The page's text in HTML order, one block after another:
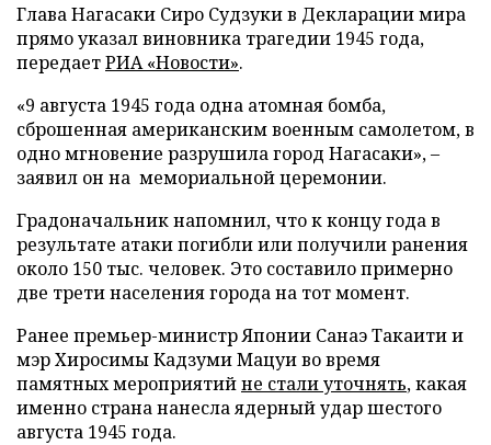
Глава Нагасаки Сиро Судзуки в Декларации мира
прямо указал виновника трагедии 1945 года,
передаетРИА «Новости».
«9 августа 1945 года одна атомная бомба,
сброшенная американским военным самолетом, в
одно мгновение разрушила город Нагасаки», –
заявил он на мемориальной церемонии.
Градоначальник напомнил, что к концу года в
результате атаки погибли или получили ранения
около 150 тыс. человек. Это составило примерно
две трети населения города на тот момент.
Ранее премьер-министр Японии Санаэ Такаити и
мэр Хиросимы Кадзуми Мацуи во время
памятных мероприятийне стали уточнять, какая
именно страна нанесла ядерный удар шестого
августа 1945 года.